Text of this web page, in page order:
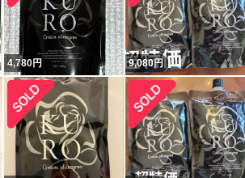
4,780円 9,080円